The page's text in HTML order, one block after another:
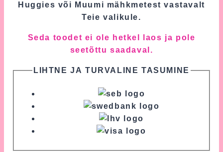
Huggies või Muumi mähkmetest vastavalt
Teie valikule.
Seda toodet ei ole hetkel laos ja pole
seetõttu saadaval.
LIHTNE JA TURVALINE TASUMINE